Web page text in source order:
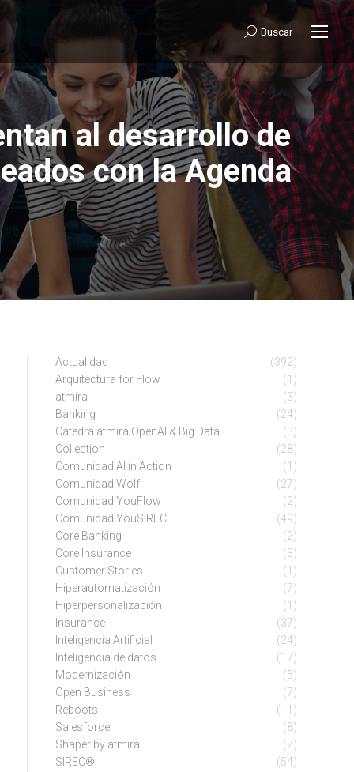
Buscar:
Buscar
al desarrollo de
con la Agenda
Actualidad
(392)
Arquitectura for Flow
(1)
atmira
(3)
Banking
(24)
Cátedra atmira OpenAI & Big Data
(3)
Collection
(28)
Comunidad AI in Action
(1)
Comunidad Wolf
(27)
Comunidad YouFlow
(2)
Comunidad YouSIREC
(49)
Core Banking
(2)
Core Insurance
(3)
Customer Stories
(1)
Hiperautomatización
(7)
Hiperpersonalización
(1)
Insurance
(37)
Inteligencia Artificial
(24)
Inteligencia de datos
(17)
Modernización
(5)
Open Business
(7)
Reboots
(11)
Salesforce
(8)
Shaper by atmira
(7)
SIREC®
(54)